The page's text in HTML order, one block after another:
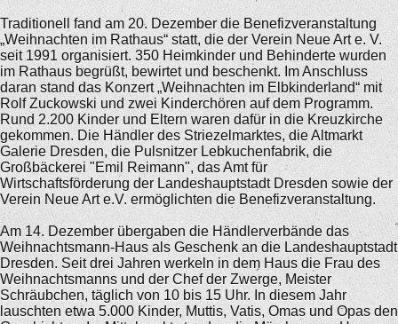
Traditionell fand am 20. Dezember die Benefizveranstaltung
„Weihnachten im Rathaus“ statt, die der Verein Neue Art e. V.
seit 1991 organisiert. 350 Heimkinder und Behinderte wurden
im Rathaus begrüßt, bewirtet und beschenkt. Im Anschluss
daran stand das Konzert „Weihnachten im Elbkinderland“ mit
Rolf Zuckowski und zwei Kinderchören auf dem Programm.
Rund 2.200 Kinder und Eltern waren dafür in die Kreuzkirche
gekommen. Die Händler des Striezelmarktes, die Altmarkt
Galerie Dresden, die Pulsnitzer Lebkuchenfabrik, die
Großbäckerei "Emil Reimann", das Amt für
Wirtschaftsförderung der Landeshauptstadt Dresden sowie der
Verein Neue Art e.V. ermöglichten die Benefizveranstaltung.
Am 14. Dezember übergaben die Händlerverbände das
Weihnachtsmann-Haus als Geschenk an die Landeshauptstadt
Dresden. Seit drei Jahren werkeln in dem Haus die Frau des
Weihnachtsmanns und der Chef der Zwerge, Meister
Schräubchen, täglich von 10 bis 15 Uhr. In diesem Jahr
lauschten etwa 5.000 Kinder, Muttis, Vatis, Omas und Opas den